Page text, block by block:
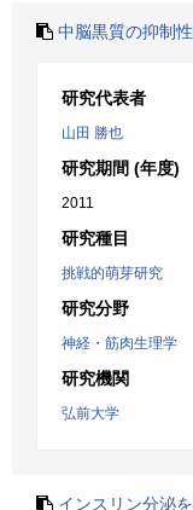
中脳黒質の抑制
研究代表者
山田 勝也
研究期間 (年度)
2011
研究種目
挑戦的萌芽研究
研究分野
神経・筋肉生理学
研究機関
弘前大学
インスリン分泌